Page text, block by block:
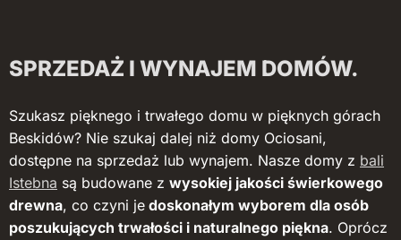
SPRZEDAŻ I WYNAJEM DOMÓW.
Szukasz pięknego i trwałego domu w pięknych górach
Beskidów? Nie szukaj dalej niż domy Ociosani,
dostępne na sprzedaż lub wynajem. Nasze domy z bali
Istebna są budowane z wysokiej jakości świerkowego
drewna, co czyni je doskonałym wyborem dla osób
poszukujących trwałości i naturalnego piękna. Oprócz